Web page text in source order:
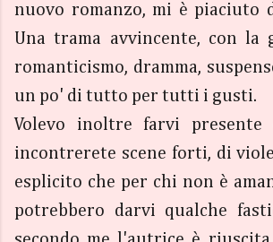
nuovo romanzo, mi è piaciuto
Una trama avvincente, con la
romanticismo, dramma,
un po' di tutto per tutti i gusti.
Volevo inoltre farvi
incontrerete scene forti, di
esplicito che per chi non è
potrebbero darvi qualche